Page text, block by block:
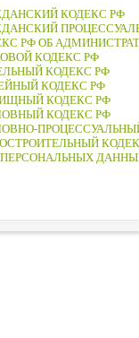
КОДЕКС РФ
РФ ОБ
КОДЕКС РФ
КОДЕКС РФ
КОДЕКС РФ
КОДЕКС РФ
КОДЕКС РФ